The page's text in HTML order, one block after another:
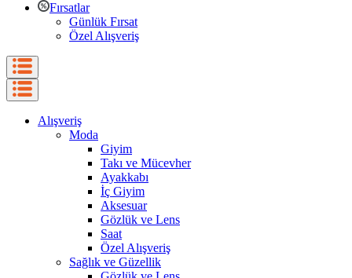
Fırsatlar
Günlük Fırsat
Özel Alışveriş
Alışveriş
Moda
Giyim
Takı ve Mücevher
Ayakkabı
İç Giyim
Aksesuar
Gözlük ve Lens
Saat
Özel Alışveriş
Sağlık ve Güzellik